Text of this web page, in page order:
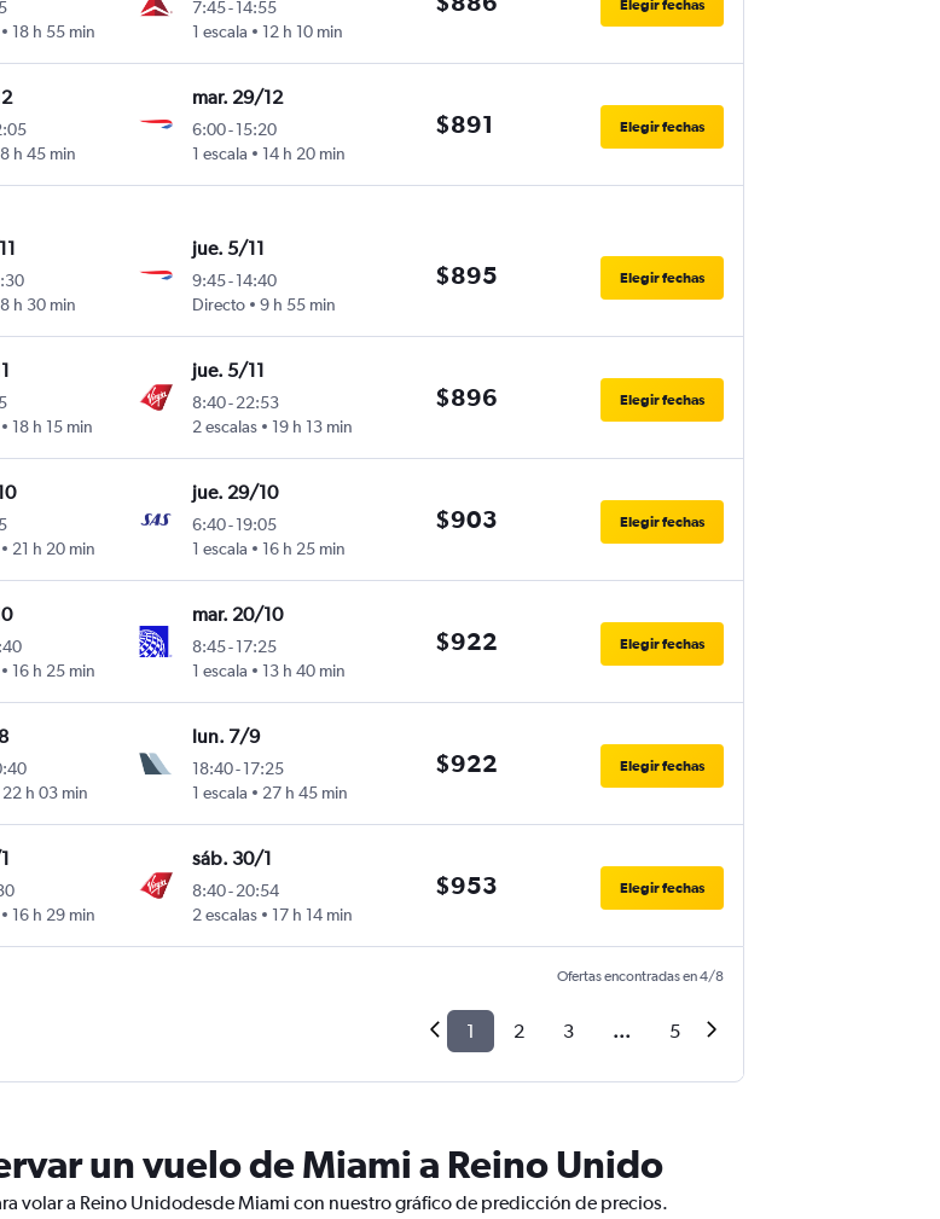
18 h 55 min
7:45-14:55
1 escala
12 h 10 min
Elegir fechas
8 h 45 min
mar. 29/12
6:00-15:20
1 escala
14 h 20 min
$891 Elegir fechas
8 h 30 min
jue. 5/11
9:45-14:40
Directo
9 h 55 min
$895 Elegir fechas
18 h 15 min
jue. 5/11
8:40-22:53
2 escalas
19 h 13 min
$896 Elegir fechas
21 h 20 min
jue. 29/10
6:40-19:05
1 escala
16 h 25 min
$903 Elegir fechas
16 h 25 min
mar. 20/10
8:45-17:25
1 escala
13 h 40 min
$922 Elegir fechas
22 h 03 min
lun. 7/9
18:40-17:25
1 escala
27 h 45 min
$922 Elegir fechas
16 h 29 min
sáb. 30/1
8:40-20:54
2 escalas
17 h 14 min
$953 Elegir fechas
Ofertas encontradas en 4/8
1 2 3 ... 5
un vuelo de Miami a Reino Unido
volar a Reino Unidodesde Miami con nuestro gráfico de predicción de precios.